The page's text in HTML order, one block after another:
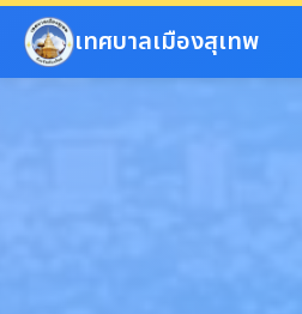
ข้ามไปยังเนื้อหาหลัก
เทศบาลเมืองสุเทพ